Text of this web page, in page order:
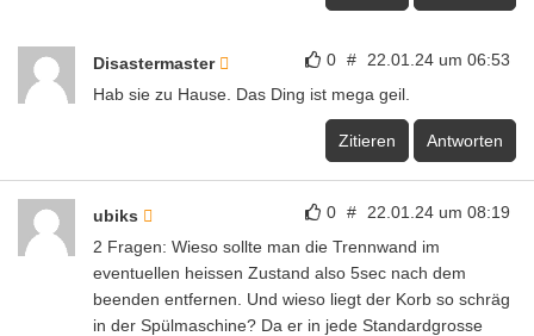
0 # 22.01.24 um 06:53
Disastermaster
Hab sie zu Hause. Das Ding ist mega geil.
Zitieren Antworten
0 # 22.01.24 um 08:19
ubiks
2 Fragen: Wieso sollte man die Trennwand im
eventuellen heissen Zustand also 5sec nach dem
beenden entfernen. Und wieso liegt der Korb so schräg
in der Spülmaschine? Da er in jede Standardgrosse